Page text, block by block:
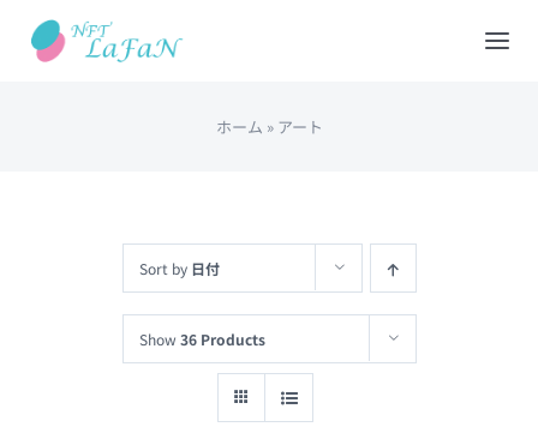
Skip
HOME
NFTショップ
REDEEM(現物と交換)
ホーム » アート
Sort by 日付
Show 36 Products